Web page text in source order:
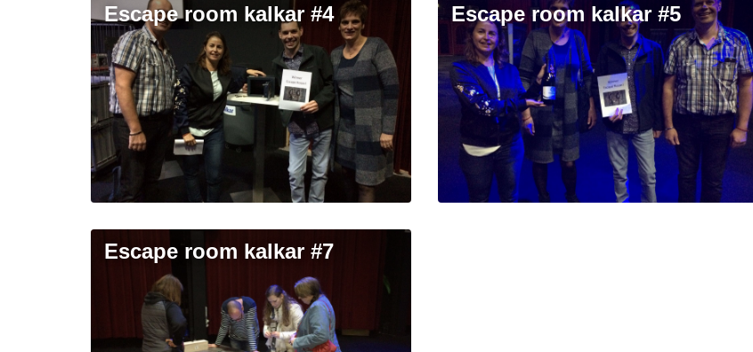
escape room kalkar #4 escape room kalkar #5
escape room kalkar #7